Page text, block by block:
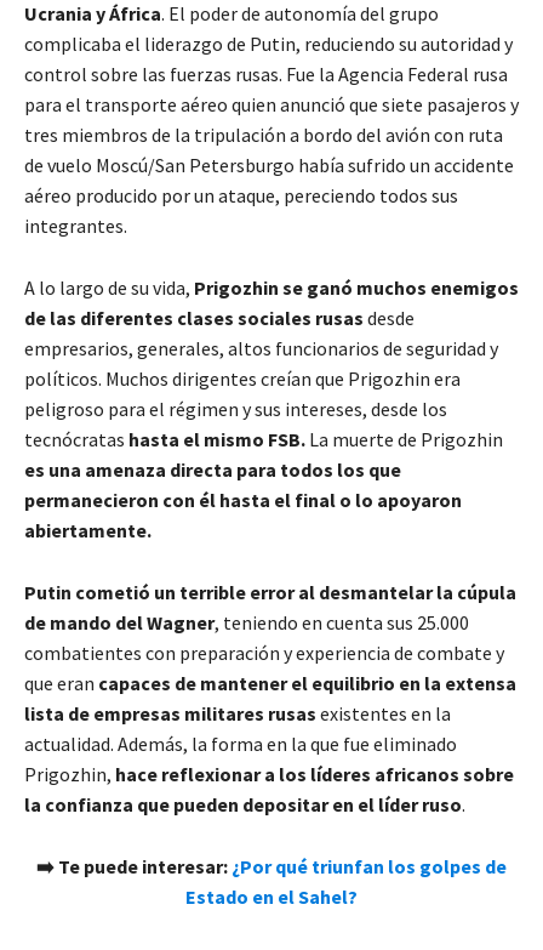
Ucrania y África. El poder de autonomía del grupo
complicaba el liderazgo de Putin, reduciendo su autoridad y
control sobre las fuerzas rusas. Fue la Agencia Federal rusa
para el transporte aéreo quien anunció que siete pasajeros y
tres miembros de la tripulación a bordo del avión con ruta
de vuelo Moscú/San Petersburgo había sufrido un accidente
aéreo producido por un ataque, pereciendo todos sus
integrantes.
A lo largo de su vida, Prigozhin se ganó muchos enemigos
de las diferentes clases sociales rusas desde
empresarios, generales, altos funcionarios de seguridad y
políticos. Muchos dirigentes creían que Prigozhin era
peligroso para el régimen y sus intereses, desde los
tecnócratas hasta el mismo FSB. La muerte de Prigozhin
es una amenaza directa para todos los que
permanecieron con él hasta el final o lo apoyaron
abiertamente.
Putin cometió un terrible error al desmantelar la cúpula
de mando del Wagner, teniendo en cuenta sus 25.000
combatientes con preparación y experiencia de combate y
que eran capaces de mantener el equilibrio en la extensa
lista de empresas militares rusas existentes en la
actualidad. Además, la forma en la que fue eliminado
Prigozhin, hace reflexionar a los líderes africanos sobre
la confianza que pueden depositar en el líder ruso.
➡️ Te puede interesar: ¿Por qué triunfan los golpes de
Estado en el Sahel?